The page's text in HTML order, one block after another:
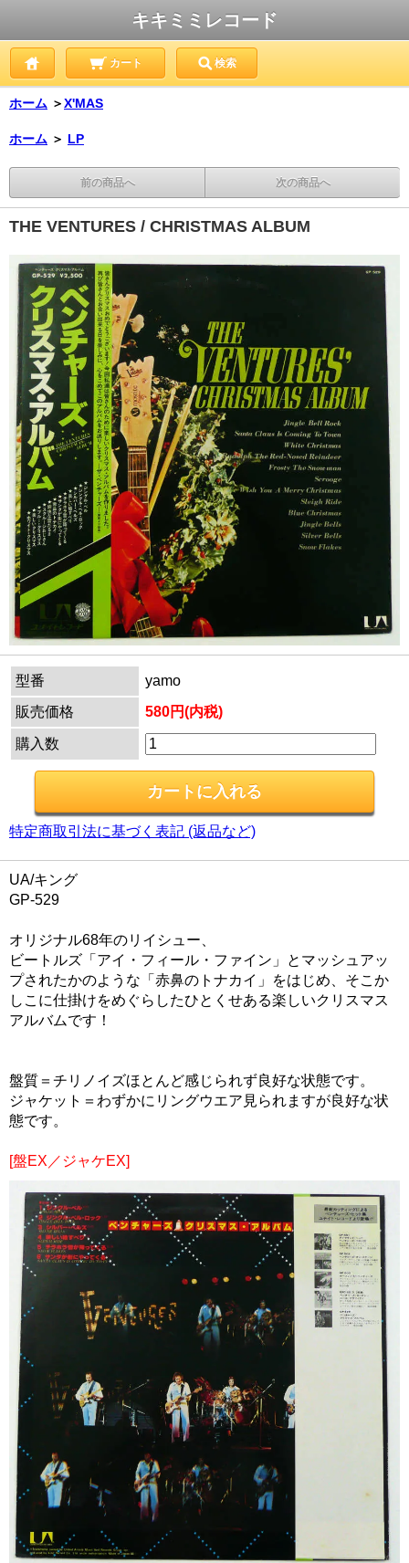
キキミミレコード
カート 検索
ホーム ＞X'MAS
ホーム ＞ LP
前の商品へ 次の商品へ
THE VENTURES / CHRISTMAS ALBUM
型番
yamo
販売価格
580円(内税)
購入数
特定商取引法に基づく表記 (返品など)
UA/キング
GP-529
オリジナル68年のリイシュー、
ビートルズ「アイ・フィール・ファイン」とマッシュアッ
プされたかのような「赤鼻のトナカイ」をはじめ、そこか
しこに仕掛けをめぐらしたひとくせある楽しいクリスマス
アルバムです！
盤質＝チリノイズほとんど感じられず良好な状態です。
ジャケット＝わずかにリングウエア見られますが良好な状
態です。
[盤EX／ジャケEX]